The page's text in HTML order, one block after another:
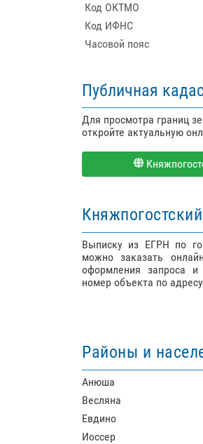
Код ОКТМО
Код ИФНС
Часовой пояс
Публичная
Для просмотра границ
откройте актуальную
Выписку из ЕГРН по
можно заказать
оформления запроса и
номер объекта по
Районы и
Анюша
Весляна
Евдино
Иоссер